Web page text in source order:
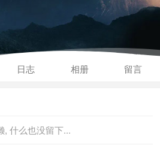
日志 相册 留言
, 什么也没留下...